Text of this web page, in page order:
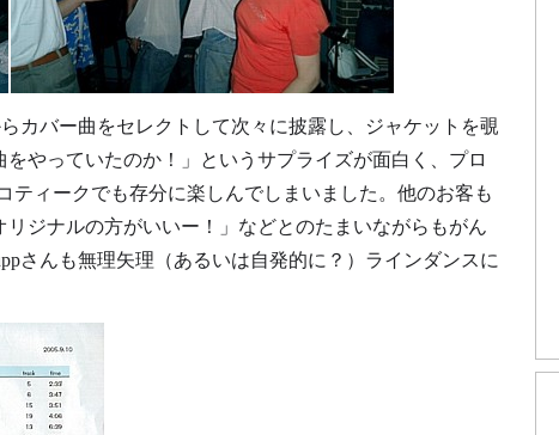
カバー曲をセレクトして次々に披露し、ジャケットを覗
やっていたのか！」というサプライズが面白く、プロ
ティークでも存分に楽しんでしまいました。他のお客も
ジナルの方がいいー！」などとのたまいながらもがん
さんも無理矢理（あるいは自発的に？）ラインダンスに